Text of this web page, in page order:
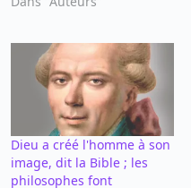
Dieu a créé l'homme à son
image, dit la Bible ; les
philosophes font